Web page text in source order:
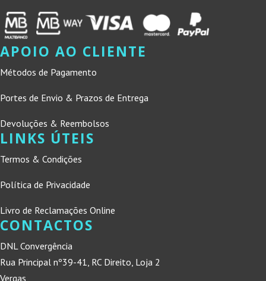
APOIO AO CLIENTE
Métodos de Pagamento
Portes de Envio & Prazos de Entrega
Devoluções & Reembolsos
LINKS ÚTEIS
Termos & Condições
Política de Privacidade
Livro de Reclamações Online
CONTACTOS
DNL Convergência
Rua Principal nº39-41, RC Direito, Loja 2
Vergas